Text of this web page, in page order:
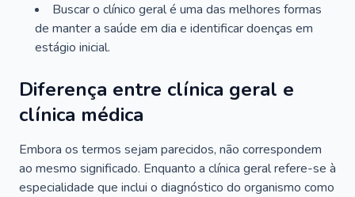
Buscar o clínico geral é uma das melhores formas
de manter a saúde em dia e identificar doenças em
estágio inicial.
Diferença entre clínica geral e
clínica médica
Embora os termos sejam parecidos, não correspondem
ao mesmo significado. Enquanto a clínica geral refere-se à
especialidade que inclui o diagnóstico do organismo como